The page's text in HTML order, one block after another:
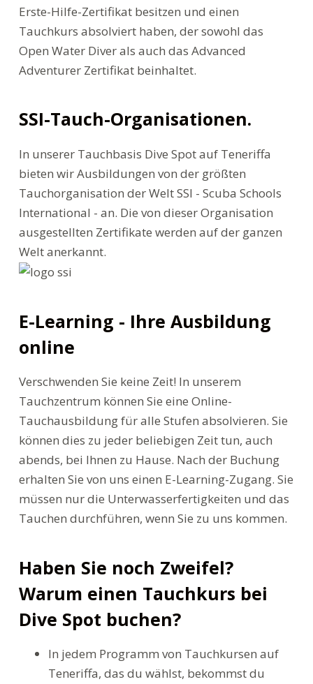
Erste-Hilfe-Zertifikat besitzen und einen
Tauchkurs absolviert haben, der sowohl das
Open Water Diver als auch das Advanced
Adventurer Zertifikat beinhaltet.
SSI-Tauch-Organisationen.
In unserer Tauchbasis Dive Spot auf Teneriffa
bieten wir Ausbildungen von der größten
Tauchorganisation der Welt SSI - Scuba Schools
International - an. Die von dieser Organisation
ausgestellten Zertifikate werden auf der ganzen
Welt anerkannt.
E-Learning - Ihre Ausbildung
online
Verschwenden Sie keine Zeit! In unserem
Tauchzentrum können Sie eine Online-
Tauchausbildung für alle Stufen absolvieren. Sie
können dies zu jeder beliebigen Zeit tun, auch
abends, bei Ihnen zu Hause. Nach der Buchung
erhalten Sie von uns einen E-Learning-Zugang. Sie
müssen nur die Unterwasserfertigkeiten und das
Tauchen durchführen, wenn Sie zu uns kommen.
Haben Sie noch Zweifel?
Warum einen Tauchkurs bei
Dive Spot buchen?
In jedem Programm von Tauchkursen auf
Teneriffa, das du wählst, bekommst du